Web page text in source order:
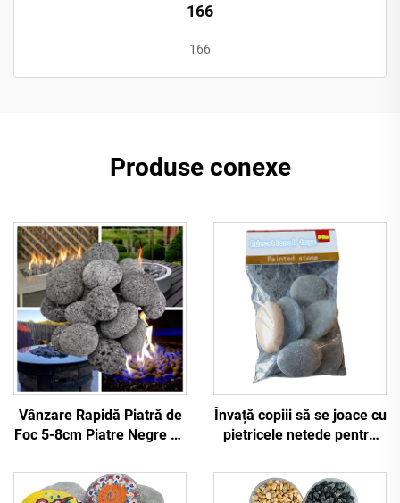
166
166
Produse conexe
Vânzare Rapidă Piatră de
Foc 5-8cm Piatre Negre de
pentru Sauna Piatră de
Foc Sticlă pentru Exterior
Învață copiii să se joace cu
pietricele netede pentru
prin pictarea pietrelor